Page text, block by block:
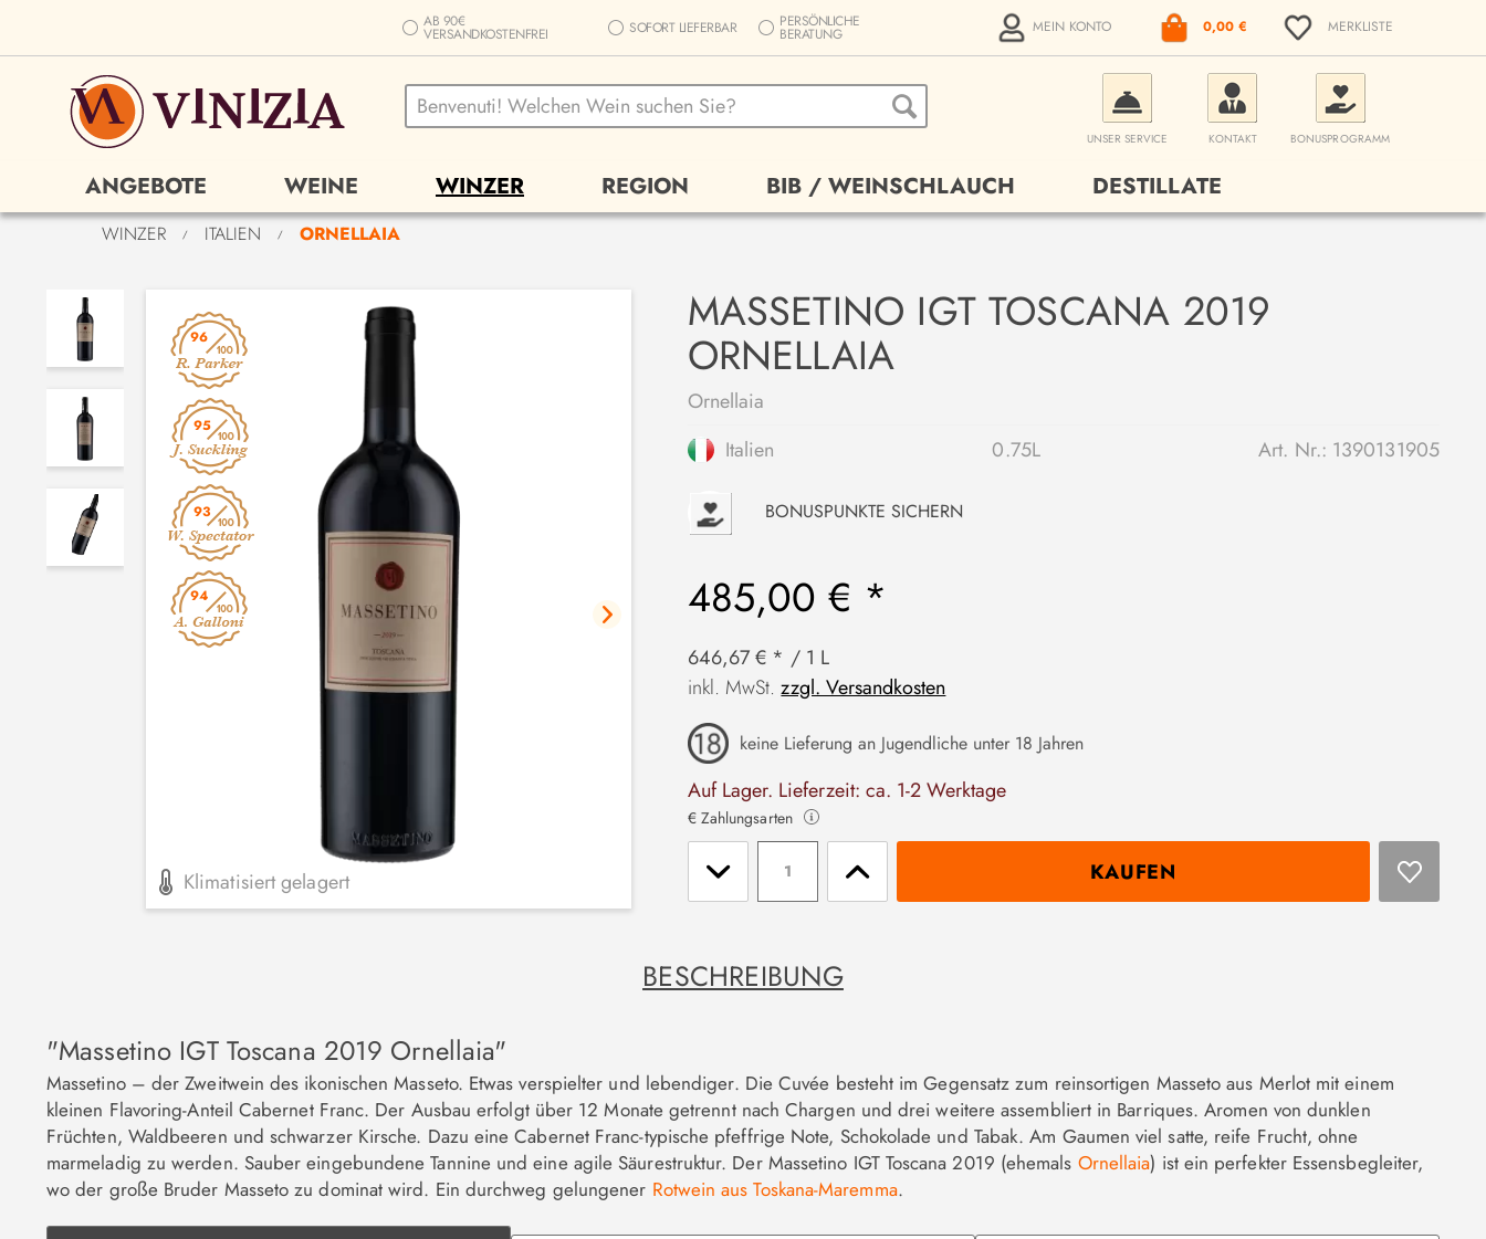
AB 90€
VERSANDKOSTENFREI SOFORT LIEFERBAR PERSÖNLICHE
BERATUNG MEIN KONTO 0,00 € MERKLISTE
UNSER SERVICE KONTAKT BONUSPROGRAMM
ANGEBOTE WEINE WINZER REGION BIB / WEINSCHLAUCH DESTILLATE
WINZER / ITALIEN / ORNELLAIA
96
95
93
94
Klimatisiert gelagert
MASSETINO IGT TOSCANA 2019
ORNELLAIA
Ornellaia
Italien
0.75L Art. Nr.: 1390131905
P BONUSPUNKTE SICHERN
485,00 € *
646,67 € * / 1 L
inkl. MwSt.zzgl. Versandkosten
keine Lieferung an Jugendliche unter 18 Jahren
Auf Lager. Lieferzeit: ca. 1-2 Werktage
€ Zahlungsarten
KAUFEN
BESCHREIBUNG
"Massetino IGT Toscana 2019 Ornellaia"
Massetino – der Zweitwein des ikonischen Masseto. Etwas verspielter und lebendiger. Die Cuvée besteht im Gegensatz zum reinsortigen Masseto aus Merlot mit einem
kleinen Flavoring-Anteil Cabernet Franc. Der Ausbau erfolgt über 12 Monate getrennt nach Chargen und drei weitere assembliert in Barriques. Aromen von dunklen
Früchten, Waldbeeren und schwarzer Kirsche. Dazu eine Cabernet Franc-typische pfeffrige Note, Schokolade und Tabak. Am Gaumen viel satte, reife Frucht, ohne
marmeladig zu werden. Sauber eingebundene Tannine und eine agile Säurestruktur. Der Massetino IGT Toscana 2019 (ehemals Ornellaia) ist ein perfekter Essensbegleiter,
wo der große Bruder Masseto zu dominat wird. Ein durchweg gelungener Rotwein aus Toskana-Maremma.